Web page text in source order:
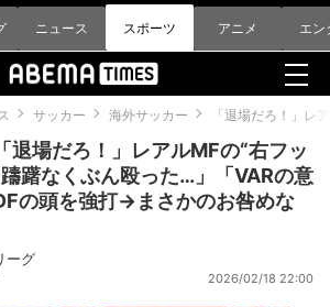
ニュース スポーツ アニメ エン
サッカー 海外サッカー 「退場だろ！」レ
退場だろ！」レアルMFの“右フッ
躇なくぶん殴った…」「VARの意
の頭を強打→まさかのお咎めな
ーグ
2026/02/18 22:00